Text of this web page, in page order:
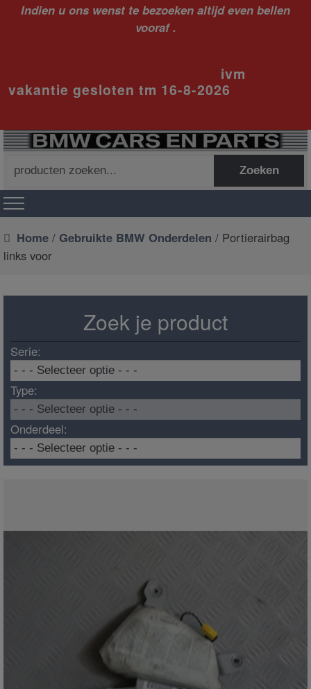
Indien u ons wenst te bezoeken altijd even bellen
vooraf .
ivm
vakantie gesloten tm 16-8-2026
naar:
Zoeken
Home / Gebruikte BMW Onderdelen / Portierairbag
links voor
Zoek je product
Serie:
Type:
Onderdeel: